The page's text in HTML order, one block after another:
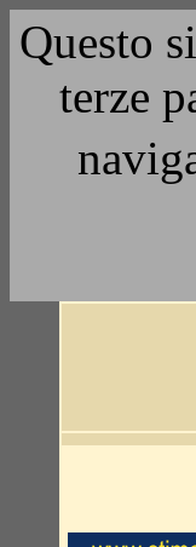
Questo
terze